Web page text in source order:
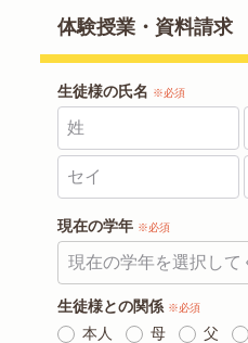
体験授業・資料請求
生徒様の氏名 ※必須
現在の学年 ※必須
生徒様との関係 ※必須
本人 母 父